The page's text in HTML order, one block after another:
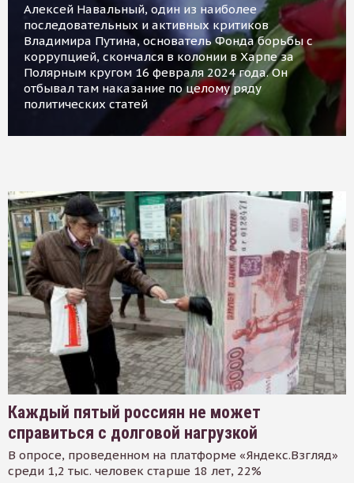
Алексей Навальный, один из наиболее
последовательных и активных критиков
Владимира Путина, основатель Фонда борьбы с
коррупцией, скончался в колонии в Харпе за
Полярным кругом 16 февраля 2024 года. Он
отбывал там наказание по целому ряду
политических статей
Каждый пятый россиян не может
справиться с долговой нагрузкой
В опросе, проведенном на платформе «Яндекс.Взгляд»
среди 1,2 тыс. человек старше 18 лет, 22%